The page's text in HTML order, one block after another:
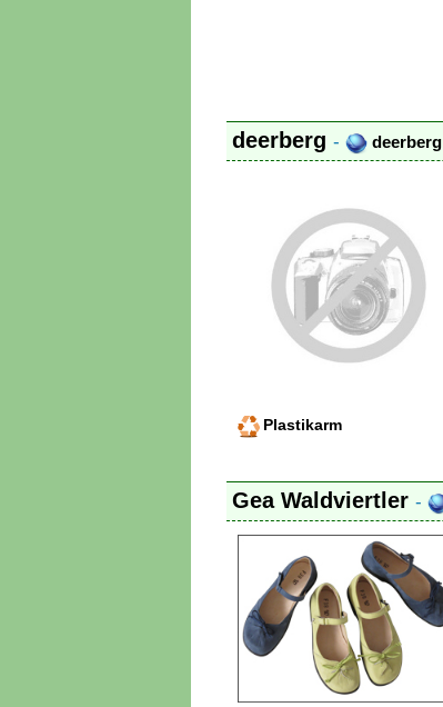
deerberg - deerberg
Plastikarm
Gea Waldviertler -